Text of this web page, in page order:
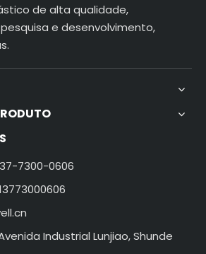
de alta qualidade,
e desenvolvimento,
7300-0606
Industrial Lunjiao, Shunde